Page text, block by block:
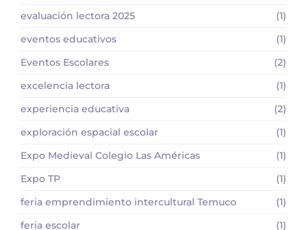
evaluación lectora 2025
(1)
eventos educativos
(1)
Eventos Escolares
(2)
excelencia lectora
(1)
experiencia educativa
(2)
exploración espacial escolar
(1)
Expo Medieval Colegio Las Américas
(1)
Expo TP
(1)
feria emprendimiento intercultural Temuco
(1)
feria escolar
(1)